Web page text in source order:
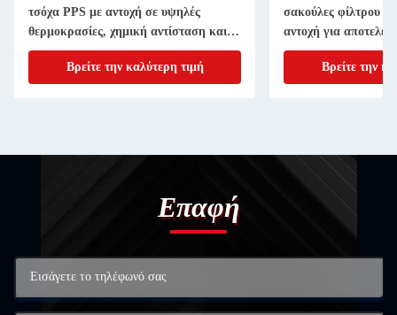
τσόχα PPS με αντοχή σε υψηλές
θερμοκρασίες, χημική αντίσταση και
διήθηση λεπτής σκόνης
Βρείτε την καλύτερη τιμή
σακούλες φίλτρου
αντοχή για
βιομηχανικές
Βρείτε την
Επαφή